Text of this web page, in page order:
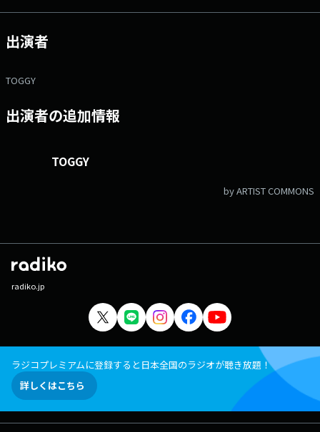
出演者
TOGGY
出演者の追加情報
TOGGY
by ARTIST COMMONS
radiko.jp
ラジコプレミアムに登録すると日本全国のラジオが聴き放題！
詳しくはこちら